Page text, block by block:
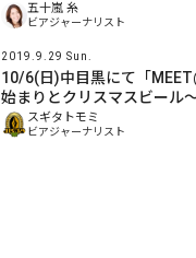
五十嵐 糸
ビアジャーナリスト
2019.9.29 Sun.
10/6(日)中目黒にて「
始まりとクリスマスビール
スギタトモミ
ビアジャーナリスト